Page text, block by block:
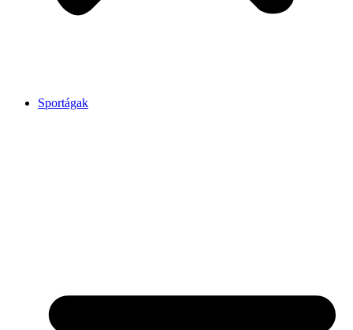
Sportágak